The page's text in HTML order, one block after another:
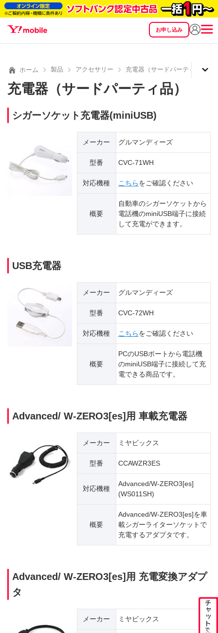
お申し込み
SEARCH
ホーム 製品 アクセサリー 充電器（サードパーティ品）
充電器（サードパーティ品）
シガーソケット充電器(miniUSB)
メーカー グルマンディーズ
型番 CVC-71WH
対応機種 こちらをご確認ください
概要
自動車のシガーソケットから
電話機のminiUSB端子に接続
して充電ができます。
USB充電器
メーカー グルマンディーズ
型番 CVC-72WH
対応機種 こちらをご確認ください
概要
PCのUSBポートから電話機
のminiUSB端子に接続して充
電できる商品です。
Advanced/ W-ZERO3[es]用 車載充電器
メーカー ミヤビックス
型番 CCAWZR3ES
対応機種
Advanced/W-ZERO3[es]
(WS011SH)
概要
Advanced/W-ZERO3[es]を車
載シガーライターソケットで
充電するアダプタです。
Advanced/ W-ZERO3[es]用 充電変換アダプ
タ
メーカー ミヤビックス